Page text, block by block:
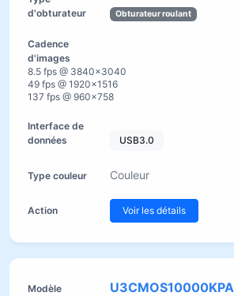
Obturateur roulant
8.5 fps @ 3840×3040
49 fps @ 1920×1516
137 fps @ 960×758
USB3.0
Couleur
Voir les détails
U3CMOS10000KPA